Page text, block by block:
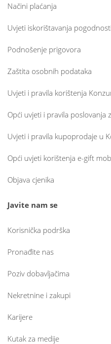
Načini plaćanja
Uvjeti iskorištavanja pogodnosti
Podnošenje prigovora
Zaštita osobnih podataka
Uvjeti i pravila korištenja
Opći uvjeti i pravila
Uvjeti i pravila kupoprodaje u
Opći uvjeti korištenja e-gift
Objava cjenika
Javite nam se
Korisnička podrška
Pronađite nas
Poziv dobavljačima
Nekretnine i zakupi
Karijere
Kutak za medije